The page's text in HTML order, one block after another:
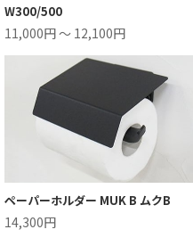
W300/500
11,000円 ～ 12,100円
ペーパーホルダー MUK B ムクB
14,300円